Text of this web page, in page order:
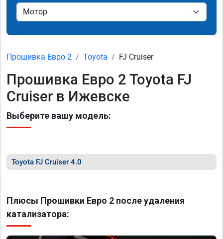
Прошивка Евро 2 Toyota FJ Cruiser
Прошивка Евро 2 Toyota FJ
Cruiser в Ижевске
Выберите вашу модель:
Toyota FJ Cruiser 4.0
Плюсы Прошивки Евро 2 после удаления
катализатора: